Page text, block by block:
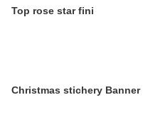
Top rose star fini
Christmas stichery Banner